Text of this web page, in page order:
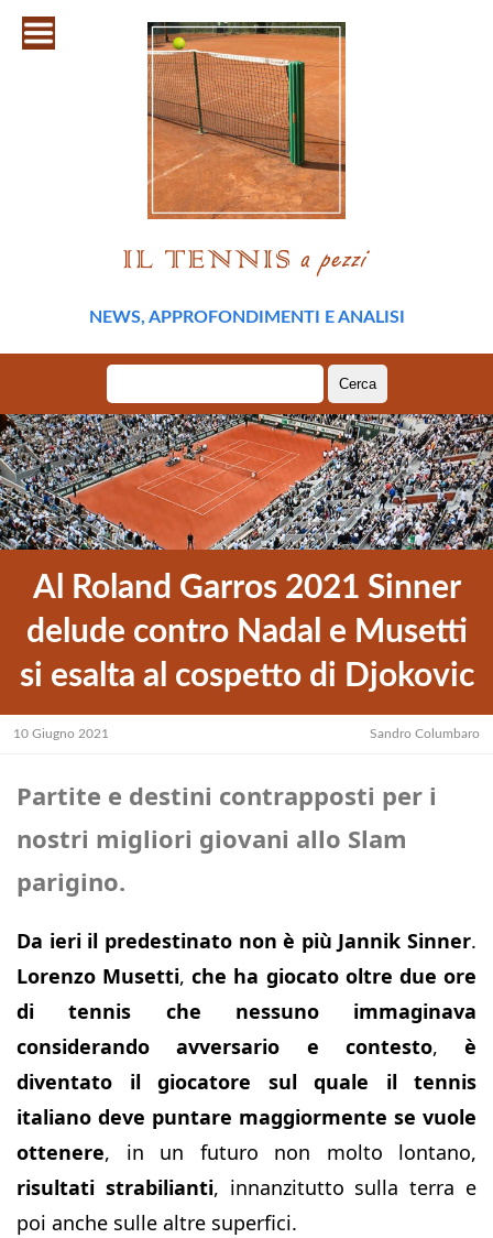
NEWS, APPROFONDIMENTI E ANALISI
per:
Al Roland Garros 2021 Sinner
delude contro Nadal e Musetti
si esalta al cospetto di Djokovic
10 Giugno 2021 Sandro Columbaro
Partite e destini contrapposti per i
nostri migliori giovani allo Slam
parigino.
Da ieri il predestinato non è più Jannik Sinner.
Lorenzo Musetti,che ha giocato oltre due ore
di tennis che nessuno immaginava
considerando avversario e contesto, è
diventato il giocatore sul quale il tennis
italiano deve puntare maggiormente se vuole
ottenere, in un futuro non molto lontano,
risultati strabilianti, innanzitutto sulla terra e
poi anche sulle altre superfici.